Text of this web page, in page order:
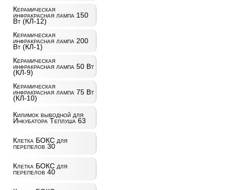
Керамическая
инфракрасная лампа 150
Вт (КЛ-12)
Керамическая
инфракрасная лампа 200
Вт (КЛ-1)
Керамическая
инфракрасная лампа 50 Вт
(КЛ-9)
Керамическая
инфракрасная лампа 75 Вт
(КЛ-10)
Килимок выводной для
Инкубатора Теплуша 63
Клетка БОКС для
перепелов 30
Клетка БОКС для
перепелов 40